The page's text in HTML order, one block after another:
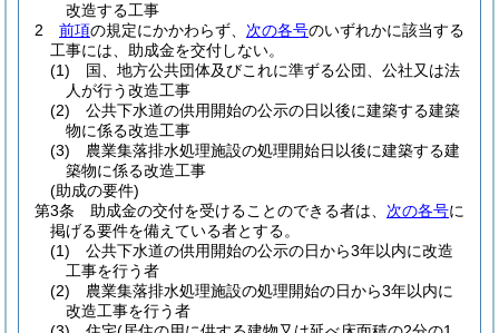
改造する工事
2
前項の規定にかかわらず、 次の各号のいずれかに該当する
工事には、助成金を交付しない。
(1)
国、地方公共団体及びこれに準ずる公団、公社又は法
人が行う改造工事
(2)
公共下水道の供用開始の公示の日以後に建築する建築
物に係る改造工事
(3)
農業集落排水処理施設の処理開始日以後に建築する建
築物に係る改造工事
(助成の要件)
第3条
助成金の交付を受けることのできる者は、 次の各号に
掲げる要件を備えている者とする。
(1)
公共下水道の供用開始の公示の日から3年以内に改造
工事を行う者
(2)
農業集落排水処理施設の処理開始の日から3年以内に
改造工事を行う者